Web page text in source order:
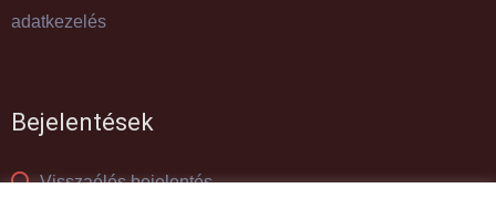
adatkezelés
Bejelentések
Visszaélés bejelentés